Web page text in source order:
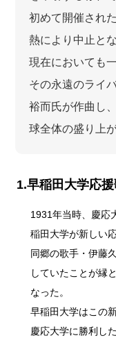
初めて開催され
熱により中止と
現在においても
その永遠のライ
裕而氏が作曲し
球全体の盛り上
1.早稲田大学応援
1931年当時、慶応
稲田大学が新しい
同郷の歌手・伊藤
していたことが縁
なった。
早稲田大学はこの
慶応大学に勝利し